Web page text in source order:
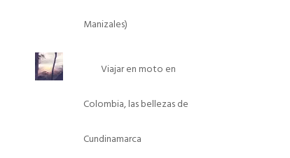
Manizales)
Viajar en moto en
Colombia, las bellezas de
Cundinamarca